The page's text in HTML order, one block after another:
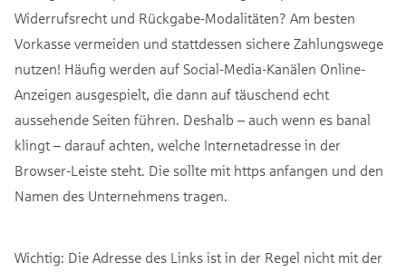
Widerrufsrecht und Rückgabe-Modalitäten? Am besten
Vorkasse vermeiden und stattdessen sichere Zahlungswege
nutzen! Häufig werden auf Social-Media-Kanälen Online-
Anzeigen ausgespielt, die dann auf täuschend echt
aussehende Seiten führen. Deshalb – auch wenn es banal
klingt – darauf achten, welche Internetadresse in der
Browser-Leiste steht. Die sollte mit https anfangen und den
Namen des Unternehmens tragen.
Wichtig: Die Adresse des Links ist in der Regel nicht mit der